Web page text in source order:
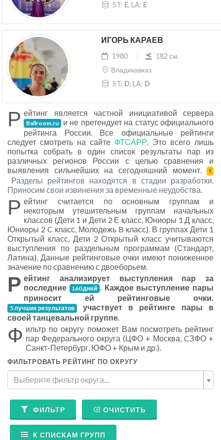
ST: E, LA: E
ИГОРЬ КАРАЕВ
1980
182 cм.
Владикавказ
ST: D, LA: D
Р ейтинг является частной инициативой сервера
Ballroom.ru и не претендует на статус официального
рейтинга России. Все официальные рейтинги
следует смотреть на сайте ФТСАРР. Это всего лишь
попытка собрать в один список результаты пар из
различных регионов России с целью сравнения и
выявления сильнейших на сегодняшний момент. !
Разделы рейтингов находятся в стадии разработки.
Приносим свои извинения за временные неудобства.
Р ейтинг считается по основным группам и
некоторым утешительным группам начальных
классов (Дети 1 и Дети 2 Е класс, Юниоры 1 Д класс,
Юниоры 2 C класс, Молодежь B класс). В группах Дети 1
Открытый класс, Дети 2 Открытый класс учитываются
выступления по раздельным программам (Стандарт,
Латина). Данные рейтинговые очки имеют пониженное
значение по сравнению с двоеборьем.
Р ейтинг анализирует выступления пар за
последние
160 дней . Каждое выступление пары
приносит ей рейтинговые очки.
5 лучших результатов участвует в рейтинге пары в
своей танцевальной группе.
Ф ильтр по округу поможет Вам посмотреть рейтинг
пар Федерального округа (ЦФО + Москва, CЗФО +
Санкт-Петербург, ЮФО + Крым и др.).
ФИЛЬТРОВАТЬ РЕЙТИНГ ПО ОКРУГУ
Выберите фильтр округа....
ФИЛЬТР ОЧИСТИТЬ
К СПИСКАМ ГРУПП